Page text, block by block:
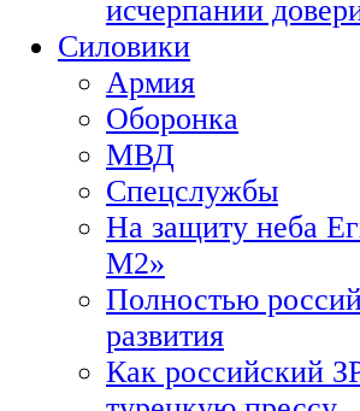
исчерпании
Силовики
Армия
Оборонка
МВД
Спецслужбы
На защиту неба
М2»
Полностью
развития
Как российский